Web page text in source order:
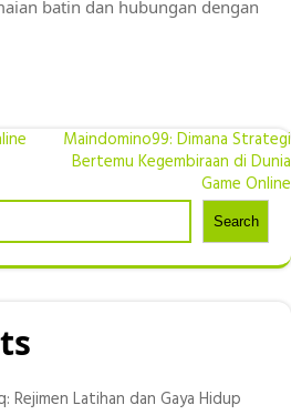
batin dan hubungan dengan
Maindomino99: Dimana Strategi
Bertemu Kegembiraan di Dunia
Game Online
Search
Rejimen Latihan dan Gaya Hidup